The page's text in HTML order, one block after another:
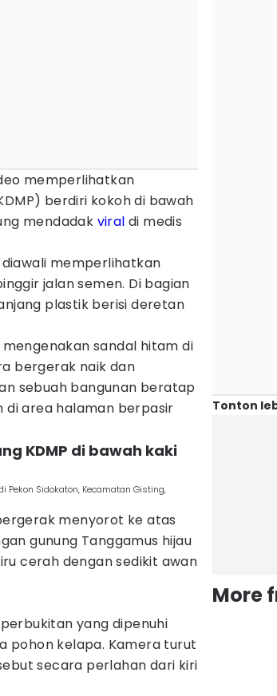
memperlihatkan
berdiri kokoh di bawah
mendadak viral di medis
memperlihatkan
jalan semen. Di bagian
plastik berisi deretan
sandal hitam di
bergerak naik dan
sebuah bangunan beratap
di area halaman berpasir
KDMP di bawah kaki
Pekon Sidokaton, Kecamatan Gisting,
menyorot ke atas
gunung Tanggamus hijau
cerah dengan sedikit awan
yang dipenuhi
pohon kelapa. Kamera turut
secara perlahan dari kiri
Tonton
More